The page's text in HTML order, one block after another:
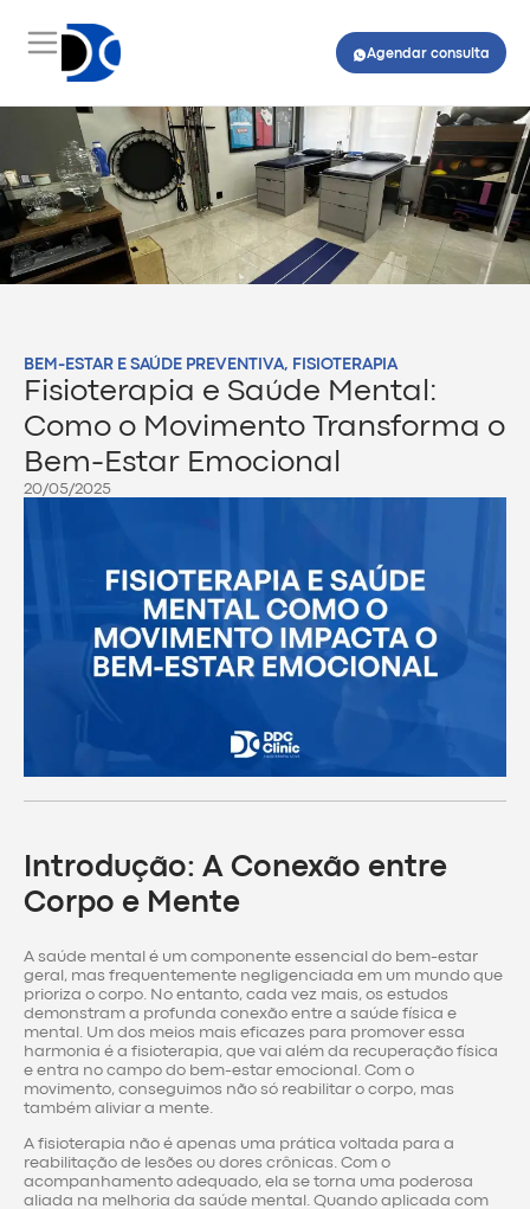
Agendar consulta
BEM-ESTAR E SAÚDE PREVENTIVA, FISIOTERAPIA
Fisioterapia e Saúde Mental:
Como o Movimento Transforma o
Bem-Estar Emocional
20/05/2025
Introdução: A Conexão entre
Corpo e Mente
A saúde mental é um componente essencial do bem-estar
geral, mas frequentemente negligenciada em um mundo que
prioriza o corpo. No entanto, cada vez mais, os estudos
demonstram a profunda conexão entre a saúde física e
mental. Um dos meios mais eficazes para promover essa
harmonia é a fisioterapia, que vai além da recuperação física
e entra no campo do bem-estar emocional. Com o
movimento, conseguimos não só reabilitar o corpo, mas
também aliviar a mente.
A fisioterapia não é apenas uma prática voltada para a
reabilitação de lesões ou dores crônicas. Com o
acompanhamento adequado, ela se torna uma poderosa
aliada na melhoria da saúde mental. Quando aplicada com